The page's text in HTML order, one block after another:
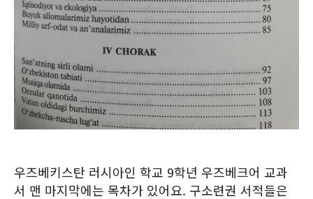
우즈베키스탄 러시아인 학교 9학년 우즈베크어 교과
서 맨 마지막에는 목차가 있어요. 구소련권 서적들은